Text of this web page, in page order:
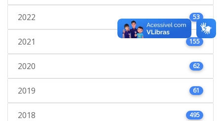
2022 53
2021 155
2020 62
2019 61
2018 495